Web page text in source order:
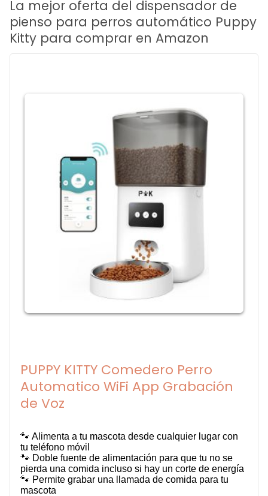
La mejor oferta del dispensador de
pienso para perros automático Puppy
Kitty para comprar en Amazon
PUPPY KITTY Comedero Perro
Automatico WiFi App Grabación
de Voz
🐾 Alimenta a tu mascota desde cualquier lugar con
tu teléfono móvil
🐾 Doble fuente de alimentación para que tu no se
pierda una comida incluso si hay un corte de energía
🐾 Permite grabar una llamada de comida para tu
mascota